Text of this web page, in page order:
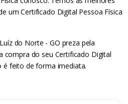
um Certificado Digital Pessoa Física
do Norte - GO preza pela
compra do seu Certificado Digital
é feito de forma imediata.